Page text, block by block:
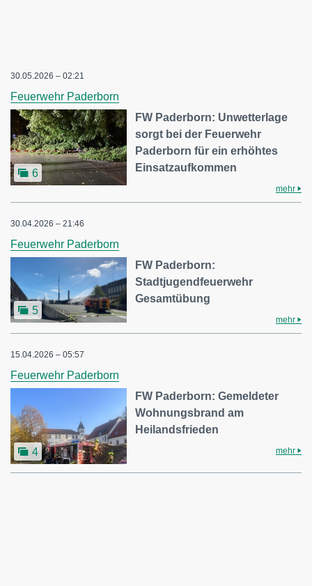
30.05.2026 – 02:21
Feuerwehr Paderborn
6
FW Paderborn: Unwetterlage
sorgt bei der Feuerwehr
Paderborn für ein erhöhtes
Einsatzaufkommen
mehr
30.04.2026 – 21:46
Feuerwehr Paderborn
5
FW Paderborn:
Stadtjugendfeuerwehr
Gesamtübung
mehr
15.04.2026 – 05:57
Feuerwehr Paderborn
4
FW Paderborn: Gemeldeter
Wohnungsbrand am
Heilandsfrieden
mehr